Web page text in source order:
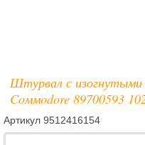
Штурвал с
Coммodore 89700593
Артикул 9512416154